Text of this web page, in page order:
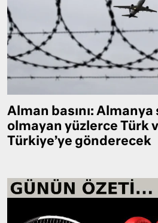
Alman basını: Almanya
olmayan yüzlerce Türk
Türkiye’ye gönderecek